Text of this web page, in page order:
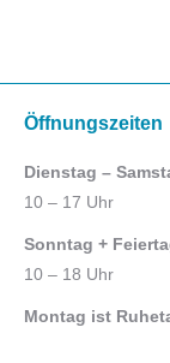
Öffnungszeiten
Dienstag –
10 – 17 Uhr
Sonntag +
10 – 18 Uhr
Montag ist